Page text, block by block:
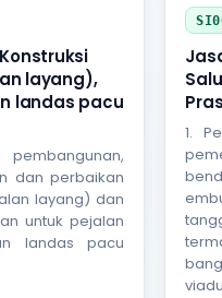
layang),
landas pacu
dan perbaikan
layang) dan
untuk pejalan
landas pacu
1.